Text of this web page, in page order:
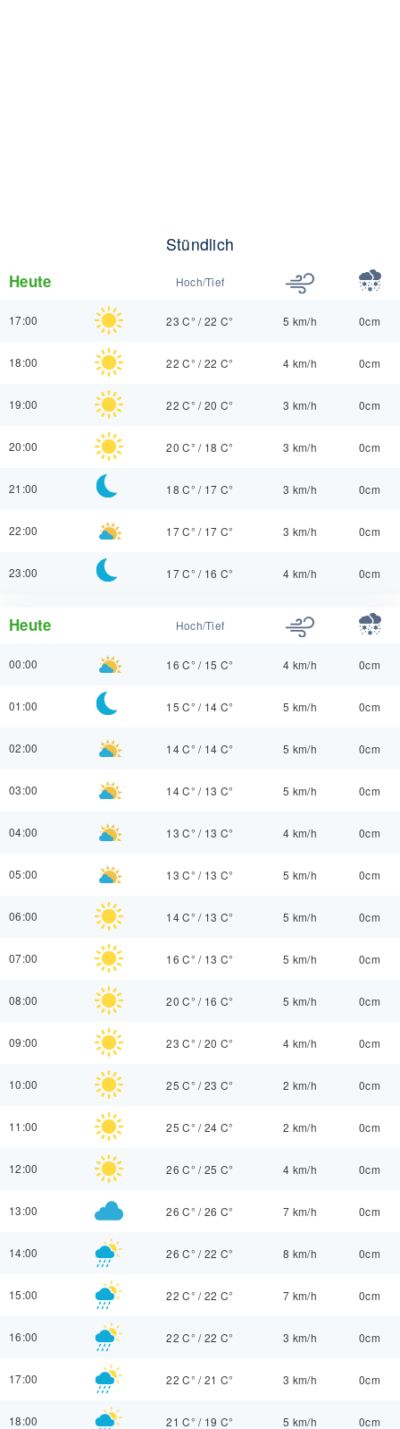
Stündlich
Heute Hoch/Tief
17:00 23 C° /22 C° 5 km/h 0cm
18:00 22 C° /22 C° 4 km/h 0cm
19:00 22 C° /20 C° 3 km/h 0cm
20:00 20 C° / 18 C° 3 km/h 0cm
21:00 18 C° / 17 C° 3 km/h 0cm
22:00 17 C° / 17 C° 3 km/h 0cm
23:00 17 C° / 16 C° 4 km/h 0cm
Heute Hoch/Tief
00:00 16 C° / 15 C° 4 km/h 0cm
01:00 15 C° / 14 C° 5 km/h 0cm
02:00 14 C° / 14 C° 5 km/h 0cm
03:00 14 C° / 13 C° 5 km/h 0cm
04:00 13 C° / 13 C° 4 km/h 0cm
05:00 13 C° / 13 C° 5 km/h 0cm
06:00 14 C° / 13 C° 5 km/h 0cm
07:00 16 C° / 13 C° 5 km/h 0cm
08:00 20 C° / 16 C° 5 km/h 0cm
09:00 23 C° /20 C° 4 km/h 0cm
10:00 25 C° /23 C° 2 km/h 0cm
11:00 25 C° /24 C° 2 km/h 0cm
12:00 26 C° /25 C° 4 km/h 0cm
13:00 26 C° /26 C° 7 km/h 0cm
14:00 26 C° /22 C° 8 km/h 0cm
15:00 22 C° /22 C° 7 km/h 0cm
16:00 22 C° /22 C° 3 km/h 0cm
17:00 22 C° /21 C° 3 km/h 0cm
18:00 21 C° / 19 C° 5 km/h 0cm